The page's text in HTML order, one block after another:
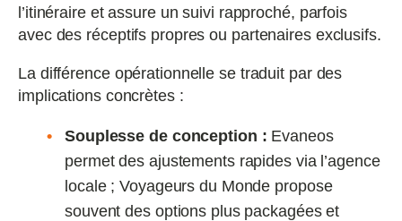
l’itinéraire et assure un suivi rapproché, parfois
avec des réceptifs propres ou partenaires exclusifs.
La différence opérationnelle se traduit par des
implications concrètes :
Souplesse de conception : Evaneos
permet des ajustements rapides via l’agence
locale ; Voyageurs du Monde propose
souvent des options plus packagées et